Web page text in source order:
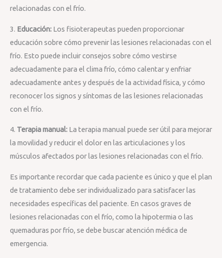
relacionadas con el frío.
3. Educación: Los fisioterapeutas pueden proporcionar
educación sobre cómo prevenir las lesiones relacionadas con el
frío. Esto puede incluir consejos sobre cómo vestirse
adecuadamente para el clima frío, cómo calentar y enfriar
adecuadamente antes y después de la actividad física, y cómo
reconocer los signos y síntomas de las lesiones relacionadas
con el frío.
4. Terapia manual: La terapia manual puede ser útil para mejorar
la movilidad y reducir el dolor en las articulaciones y los
músculos afectados por las lesiones relacionadas con el frío.
Es importante recordar que cada paciente es único y que el plan
de tratamiento debe ser individualizado para satisfacer las
necesidades específicas del paciente. En casos graves de
lesiones relacionadas con el frío, como la hipotermia o las
quemaduras por frío, se debe buscar atención médica de
emergencia.